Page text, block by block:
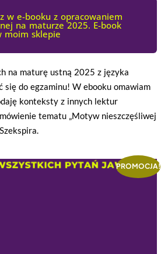
w e-booku z opracowaniem
na maturze 2025. E-book
moim sklepie
na maturę ustną 2025 z języka
do egzaminu! W ebooku omawiam
konteksty z innych lektur
tematu „Motyw nieszczęśliwej
PROMOCJA!